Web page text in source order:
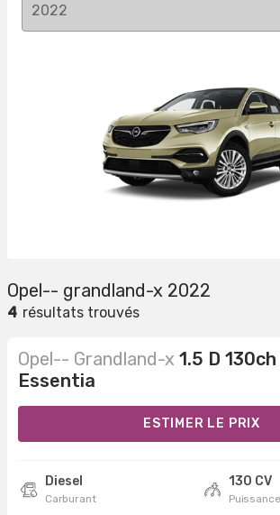
2022
Opel-- grandland-x 2022
4 résultats trouvés
Opel-- Grandland-x 1.5 D 130ch
Essentia
ESTIMER LE PRIX
Diesel
Carburant
130 CV